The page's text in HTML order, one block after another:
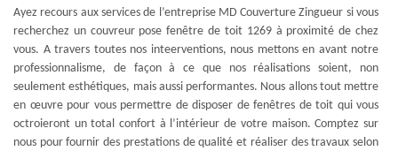
Ayez recours aux services de l’entreprise MD Couverture Zingueur si vous
recherchez un couvreur pose fenêtre de toit 1269 à proximité de chez
vous. A travers toutes nos inteerventions, nous mettons en avant notre
professionnalisme, de façon à ce que nos réalisations soient, non
seulement esthétiques, mais aussi performantes. Nous allons tout mettre
en œuvre pour vous permettre de disposer de fenêtres de toit qui vous
octroieront un total confort à l’intérieur de votre maison. Comptez sur
nous pour fournir des prestations de qualité et réaliser des travaux selon